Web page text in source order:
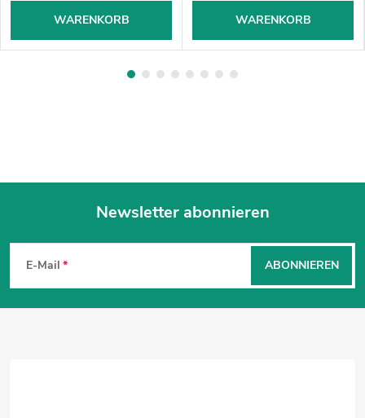
WARENKORB WARENKORB
F
ß
z
Newsletter abonnieren
E-Mail ABONNIEREN